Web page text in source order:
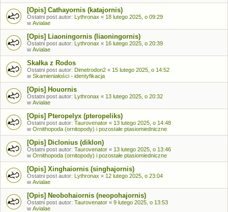
[Opis] Cathayornis (katajornis)
Ostatni post autor: Lythronax « 18 lutego 2025, o 09:29
w Avialae
[Opis] Liaoningornis (liaoningornis)
Ostatni post autor: Lythronax « 16 lutego 2025, o 20:39
w Avialae
Skałka z Rodos
Ostatni post autor: Dimetrodon2 « 15 lutego 2025, o 14:52
w Skamieniałości - identyfikacja
[Opis] Houornis
Ostatni post autor: Lythronax « 13 lutego 2025, o 20:32
w Avialae
[Opis] Pteropelyx (pteropeliks)
Ostatni post autor: Taurovenator « 13 lutego 2025, o 14:48
w Ornithopoda (ornitopody) i pozostałe ptasiomiedniczne
[Opis] Diclonius (diklon)
Ostatni post autor: Taurovenator « 13 lutego 2025, o 13:46
w Ornithopoda (ornitopody) i pozostałe ptasiomiedniczne
[Opis] Xinghaiornis (singhajornis)
Ostatni post autor: Lythronax « 12 lutego 2025, o 23:04
w Avialae
[Opis] Neobohaiornis (neopohajornis)
Ostatni post autor: Taurovenator « 9 lutego 2025, o 13:53
w Avialae